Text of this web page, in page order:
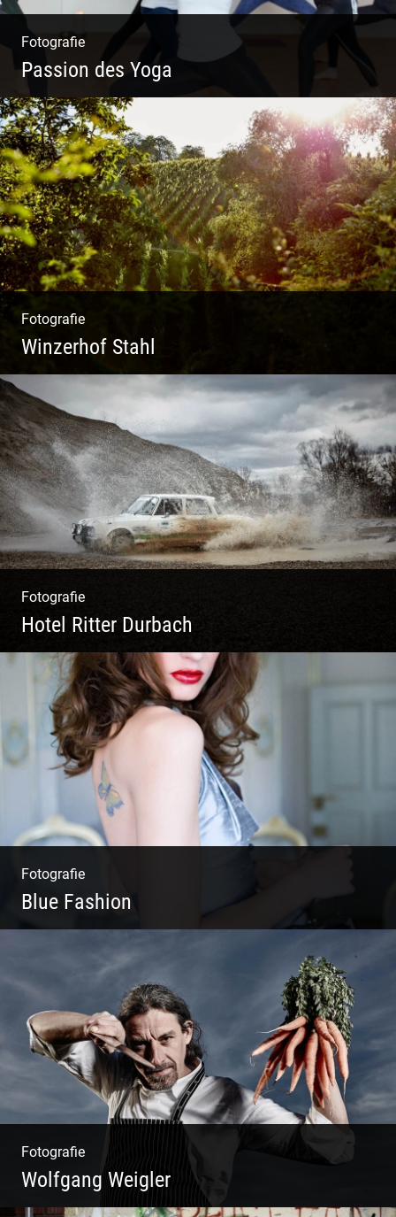
Fotografie
Passion des Yoga
Ein herzliches Team
Fotografie
Winzerhof Stahl
Ganz neu durfte es werden. Alles. Fotos.
Web. Shop.
Fotografie
Hotel Ritter Durbach
Matsch|Oldtimer|Männer|Spass
Fotografie
Blue Fashion
Blue Fashion
Fotografie
Wolfgang Weigler